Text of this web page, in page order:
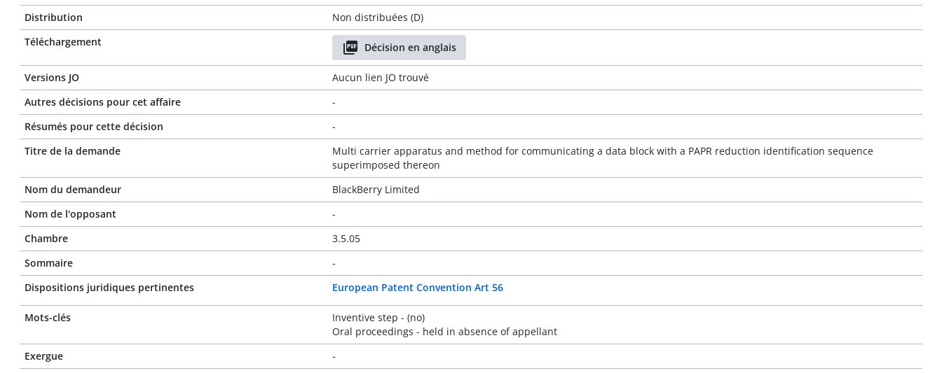
Distribution
Non distribuées (D)
Téléchargement
Décision en anglais
Versions JO
Aucun lien JO trouvé
Autres décisions pour cet affaire
-
Résumés pour cette décision
-
Titre de la demande
Multi carrier apparatus and method for communicating a data block with a PAPR reduction identification sequence
superimposed thereon
Nom du demandeur
BlackBerry Limited
Nom de l'opposant
-
Chambre
3.5.05
Sommaire
-
Dispositions juridiques pertinentes
European Patent Convention Art 56
Mots-clés
Inventive step - (no)
Oral proceedings - held in absence of appellant
Exergue
-